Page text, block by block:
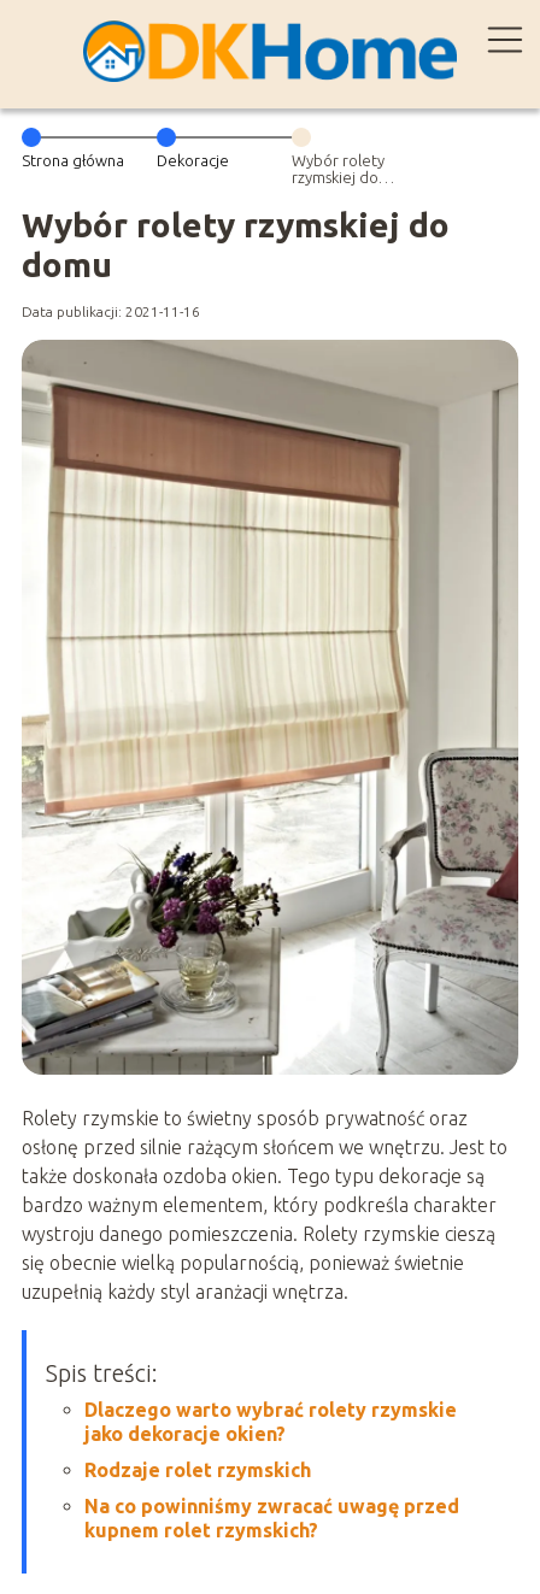
Strona główna Dekoracje
Wybór rolety
rzymskiej do
Wybór rolety rzymskiej do
domu
Data publikacji: 2021-11-16
Rolety rzymskie to świetny sposób prywatność oraz
osłonę przed silnie rażącym słońcem we wnętrzu. Jest to
także doskonała ozdoba okien. Tego typu dekoracje są
bardzo ważnym elementem, który podkreśla charakter
wystroju danego pomieszczenia. Rolety rzymskie cieszą
się obecnie wielką popularnością, ponieważ świetnie
uzupełnią każdy styl aranżacji wnętrza.
Spis treści:
Dlaczego warto wybrać rolety rzymskie
jako dekoracje okien?
Rodzaje rolet rzymskich
Na co powinniśmy zwracać uwagę przed
kupnem rolet rzymskich?